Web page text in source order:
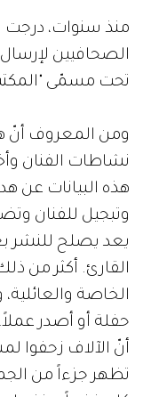
منذ سنوات، درجت
الصحافيين
تحت مسمّى
ومن المعروف أنّ
نشاطات الفنان
هذه البيانات عن
وتبجيل للفنان
يعد يصلح للنشر
القارئ. أكثر من
الخاصة والعائلية،
حفلة أو أصدر
أنّ الآلاف زحفوا
تظهر جزءاً من